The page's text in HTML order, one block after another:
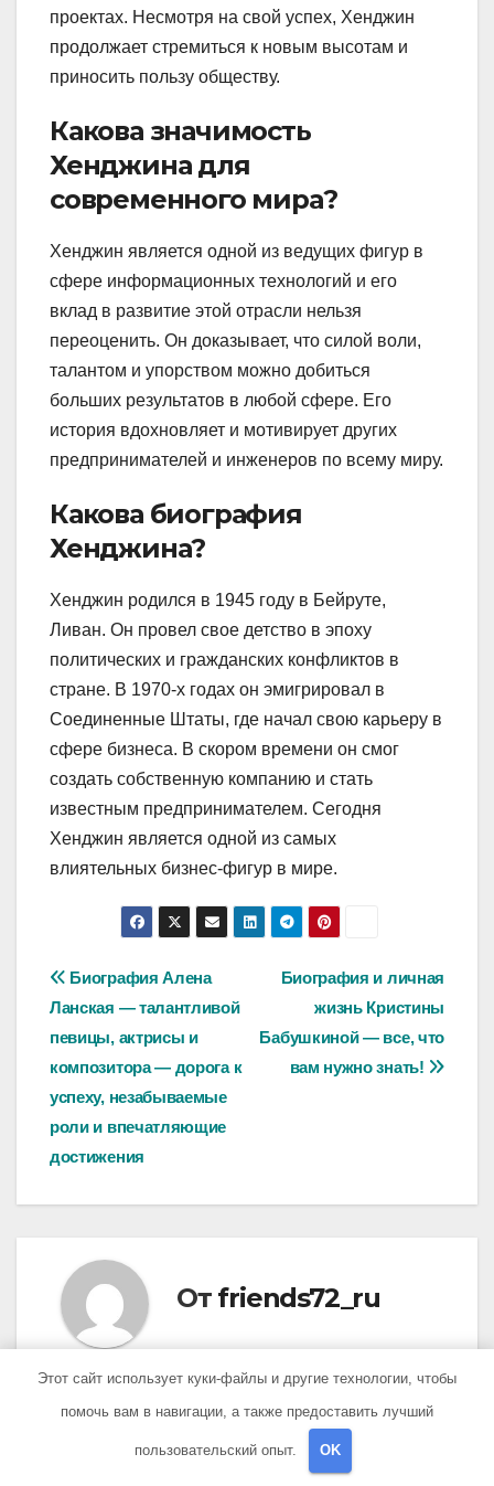
проектах. Несмотря на свой успех, Хенджин
продолжает стремиться к новым высотам и
приносить пользу обществу.
Какова значимость
Хенджина для
современного мира?
Хенджин является одной из ведущих фигур в
сфере информационных технологий и его
вклад в развитие этой отрасли нельзя
переоценить. Он доказывает, что силой воли,
талантом и упорством можно добиться
больших результатов в любой сфере. Его
история вдохновляет и мотивирует других
предпринимателей и инженеров по всему миру.
Какова биография
Хенджина?
Хенджин родился в 1945 году в Бейруте,
Ливан. Он провел свое детство в эпоху
политических и гражданских конфликтов в
стране. В 1970-х годах он эмигрировал в
Соединенные Штаты, где начал свою карьеру в
сфере бизнеса. В скором времени он смог
создать собственную компанию и стать
известным предпринимателем. Сегодня
Хенджин является одной из самых
влиятельных бизнес-фигур в мире.
Навигация
по
записям
Биография и личная
жизнь Кристины
Бабушкиной — все, что
вам нужно знать!
Биография Алена
Ланская — талантливой
певицы, актрисы и
композитора — дорога к
успеху, незабываемые
роли и впечатляющие
достижения
От friends72_ru
Этот сайт использует куки-файлы и другие технологии, чтобы
помочь вам в навигации, а также предоставить лучший
пользовательский опыт. OK